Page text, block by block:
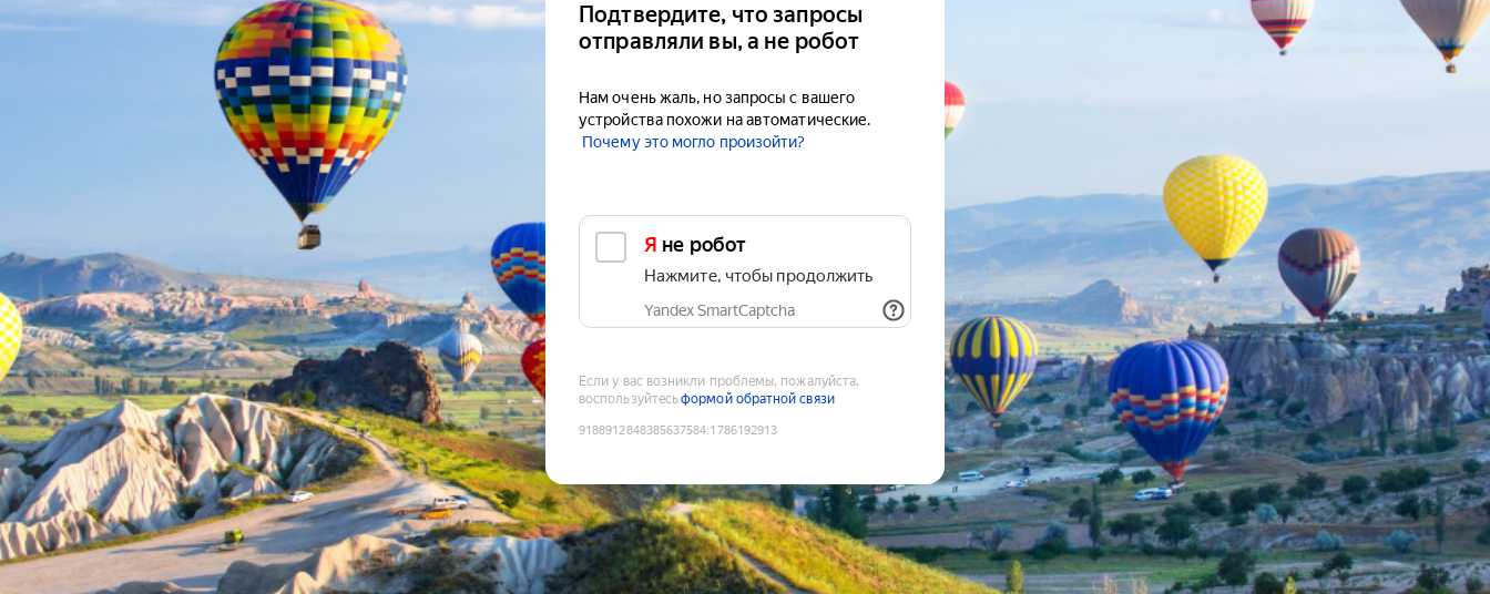
Подтвердите, что запросы
отправляли вы, а не робот
Нам очень жаль, но запросы с вашего
устройства похожи на автоматические.
Почему это могло произойти?
Я не робот
Нажмите, чтобы продолжить
Yandex SmartCaptcha
Если у вас возникли проблемы, пожалуйста,
воспользуйтесьформой обратной связи
9188912848385637584:1786192913